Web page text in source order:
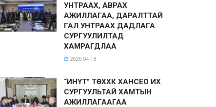
УНТРААХ, АВРАХ
АЖИЛЛАГАА, ДАРАЛТТАЙ
ГАЛ УНТРААХ ДАДЛАГА
СУРГУУЛИЛТАД
ХАМРАГДЛАА
2026-04-18
“ИНҮТ” ТӨХХК ХАНСЕО ИХ
СУРГУУЛЬТАЙ ХАМТЫН
АЖИЛЛАГААГАА